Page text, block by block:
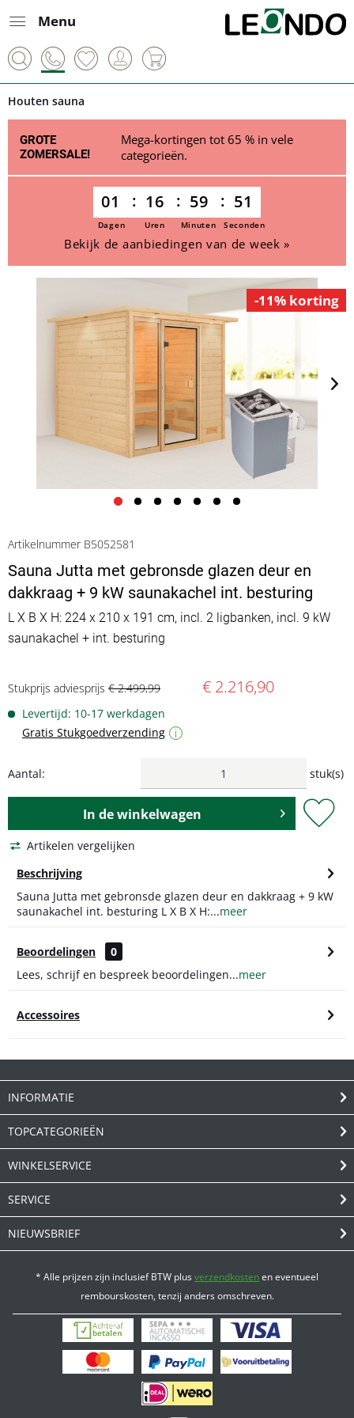
Menu
Houten sauna
GROTE
ZOMERSALE!
Mega-kortingen tot 65 % in vele
categorieën.
01 16 59 51
Dagen Uren Minuten Seconden
Bekijk de aanbiedingen van de week »
-11% korting
Artikelnummer B5052581
Sauna Jutta met gebronsde glazen deur en
dakkraag + 9 kW saunakachel int. besturing
L X B X H: 224 x 210 x 191 cm, incl. 2 ligbanken, incl. 9 kW
saunakachel + int. besturing
Stukprijs adviesprijs € 2.499,99 € 2.216,90
Levertijd: 10-17 werkdagen
Gratis Stukgoedverzending
i
Aantal: stuk(s)
In dewinkelwagen
Artikelen vergelijken
Beschrijving
Sauna Jutta met gebronsde glazen deur en dakkraag + 9 kW
saunakachel int. besturing L X B X H:...meer
Beoordelingen
0
Lees, schrijf en bespreek beoordelingen...meer
Accessoires
INFORMATIE
TOPCATEGORIEËN
WINKELSERVICE
SERVICE
NIEUWSBRIEF
* Alle prijzen zijn inclusief BTW plusverzendkostenen eventueel
rembourskosten, tenzij anders omschreven.